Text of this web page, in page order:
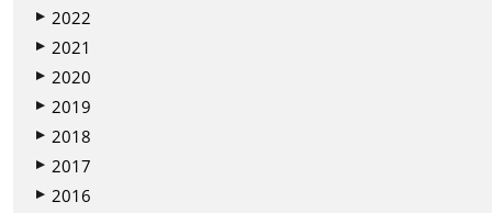
2022
2021
2020
2019
2018
2017
2016